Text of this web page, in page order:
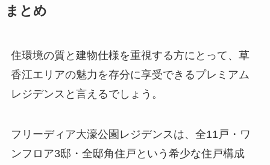
まとめ
住環境の質と建物仕様を重視する方にとって、草
香江エリアの魅力を存分に享受できるプレミアム
レジデンスと言えるでしょう。
フリーディア大濠公園レジデンスは、全11戸・ワ
ンフロア3邸・全邸角住戸という希少な住戸構成